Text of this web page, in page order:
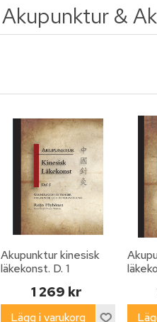
Akupunktur &
Akupunktur kinesisk
läkekonst. D. 1
1 269 kr